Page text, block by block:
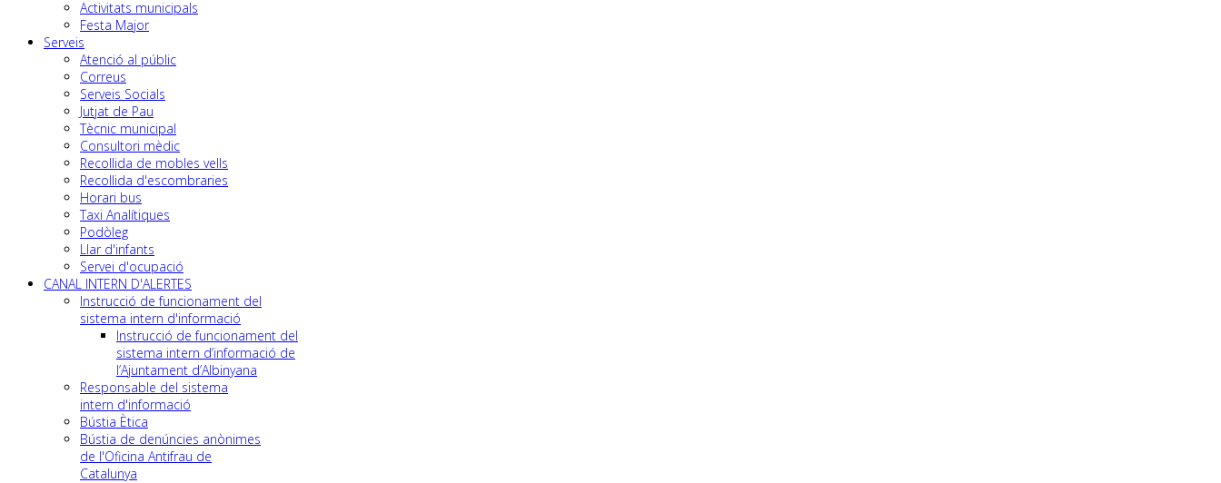
Activitats municipals
Festa Major
Serveis
Atenció al públic
Correus
Serveis Socials
Jutjat de Pau
Tècnic municipal
Consultori mèdic
Recollida de mobles vells
Recollida d'escombraries
Horari bus
Taxi Analítiques
Podòleg
Llar d'infants
Servei d'ocupació
CANAL INTERN D'ALERTES
Instrucció de funcionament del
sistema intern d'informació
Instrucció de funcionament del
sistema intern d’informació de
l’Ajuntament d’Albinyana
Responsable del sistema
intern d'informació
Bústia Ètica
Bústia de denúncies anònimes
de l'Oficina Antifrau de
Catalunya